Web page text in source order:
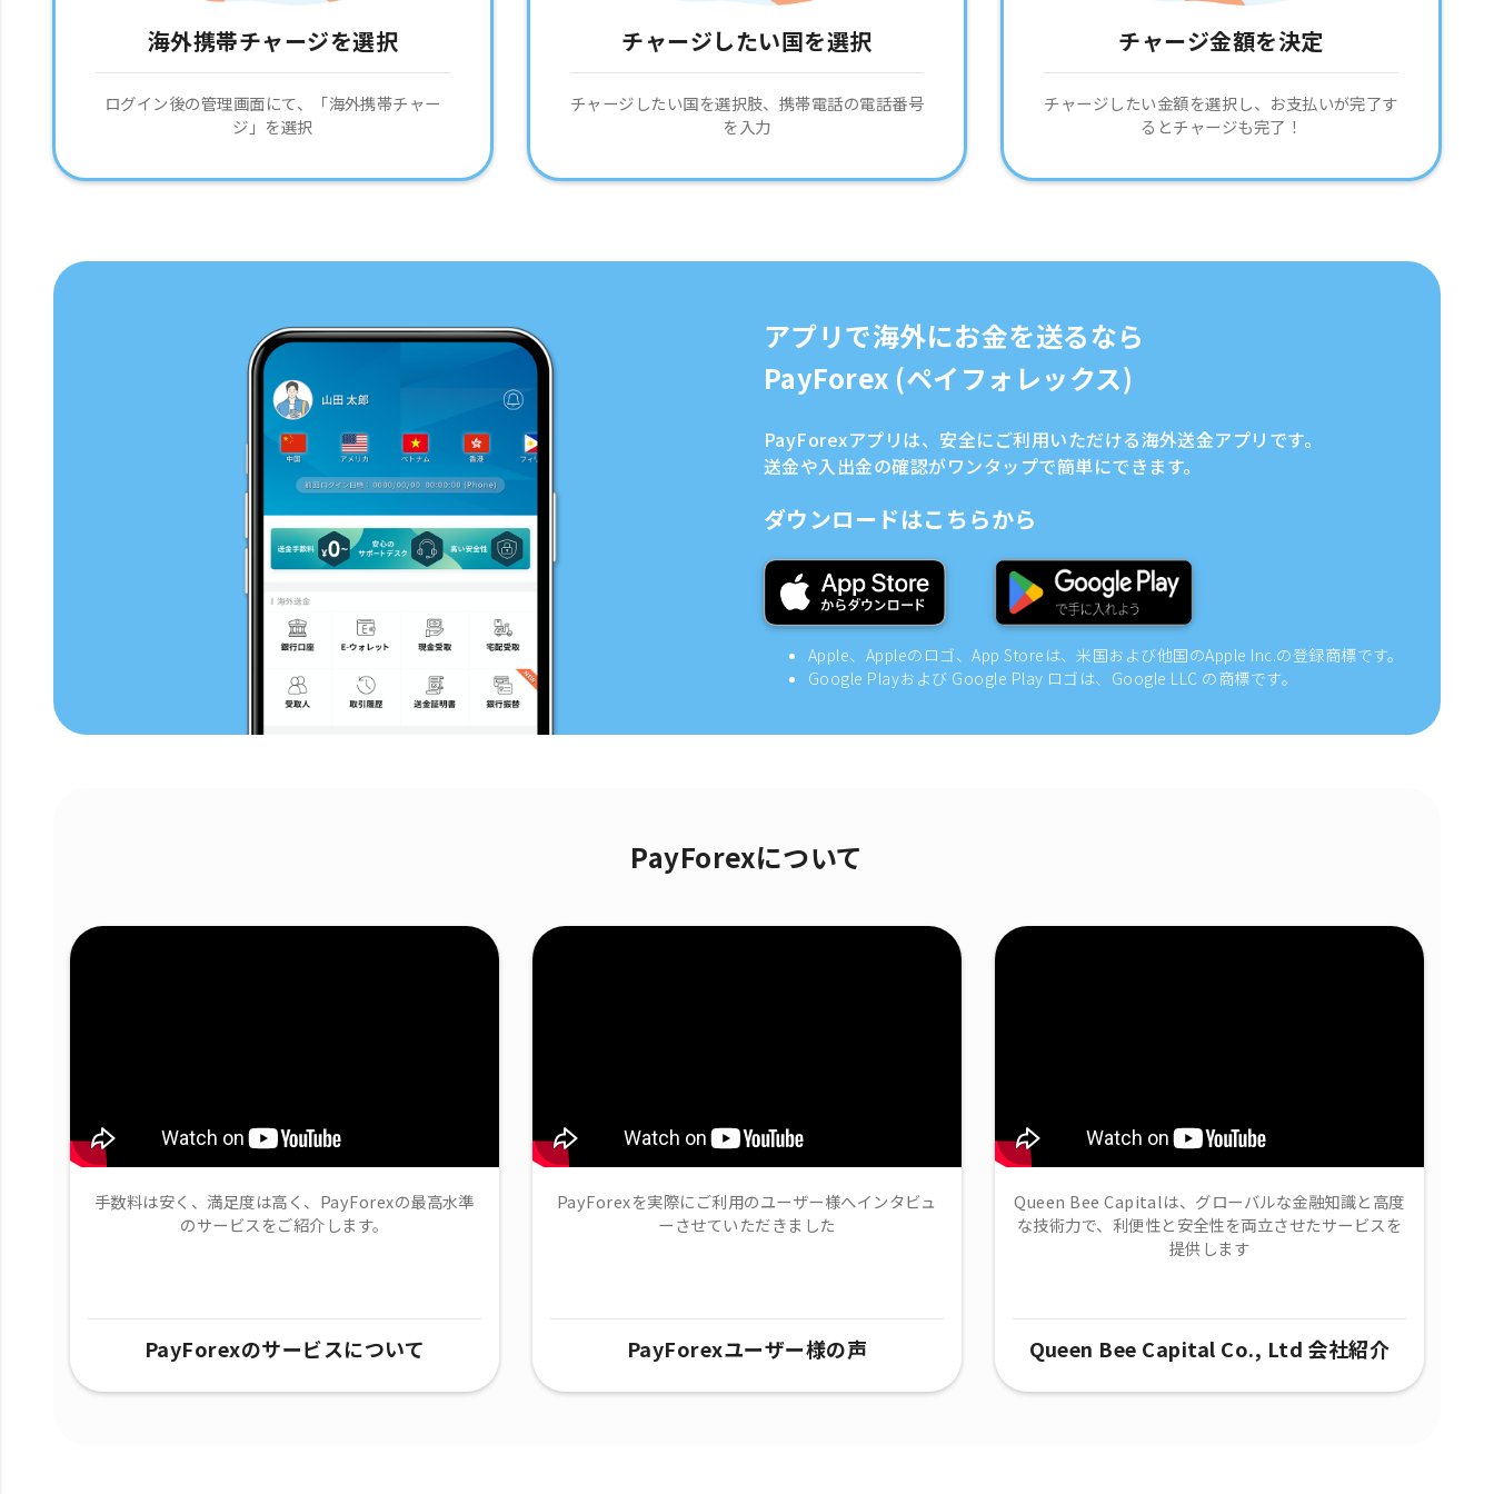
海外携帯チャージを選択
ログイン後の管理画面にて、「海外携帯チャー
ジ」を選択
チャージしたい国を選択
チャージしたい国を選択肢、携帯電話の電話番号
を入力
チャージ金額を決定
チャージしたい金額を選択し、お支払いが完了す
るとチャージも完了！
アプリで海外にお金を送るなら
PayForex (ペイフォレックス)
PayForexアプリは、安全にご利用いただける海外送金アプリです。
送金や入出金の確認がワンタップで簡単にできます。
ダウンロードはこちらから
Apple、Appleのロゴ、App Storeは、米国および他国のApple Inc.の登録商標です。
Google Playおよび Google Play ロゴは、Google LLC の商標です。
PayForexについて
手数料は安く、満足度は高く、PayForexの最高水準
のサービスをご紹介します。
PayForexのサービスについて
PayForexを実際にご利用のユーザー様へインタビュ
ーさせていただきました
PayForexユーザー様の声​
Queen Bee Capitalは、グローバルな金融知識と高度
な技術力で、​利便性と安全性を両立させたサービスを
提供します
Queen Bee Capital Co., Ltd 会社紹介